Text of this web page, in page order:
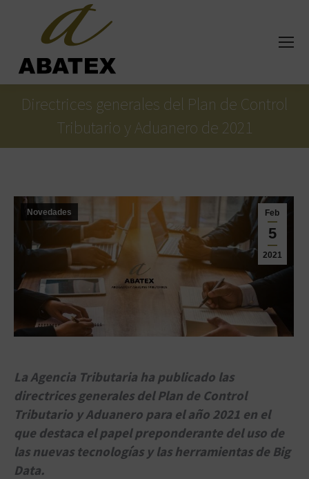
Directrices generales del Plan de Control
Tributario y Aduanero de 2021
Estás aquí:
Feb
5
2021
Novedades
La Agencia Tributaria ha publicado las
directrices generales del Plan de Control
Tributario y Aduanero para el año 2021 en el
que destaca el papel preponderante del uso de
las nuevas tecnologías y las herramientas de Big
Data.